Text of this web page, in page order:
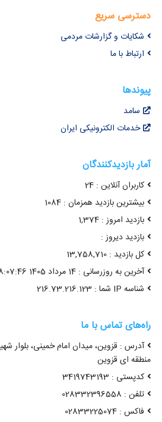
دسترسی سریع
شکایات و گزارشات مردمی
ارتباط با ما
پیوندها
سامد
خدمات الکترونیکی ایران
آمار بازدیدکنندگان
کاربران آنلاین : 24
بیشترین بازدید همزمان : 1084
بازدید امروز : 1,374
بازدید دیروز :
کل بازدید : 13,758,710
آخرین به روزرسانی : 14 مرداد 1405 08:07:46
شناسه IP شما : 216.73.216.123
راه‌های تماس با ما
آدرس : قزوین، میدان امام خمینی، بلوار
منطقه ای قزوین
کدپستی : 3419743193
تلفن : 028332396558
فاکس : 02833225074